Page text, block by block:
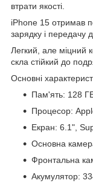
втрати якості.
iPhone 15 отримав
зарядку і передачу
Легкий, але міцний
скла стійкий до
Основні
Пам'ять: 128
Процесор:
Екран: 6.1",
Основна
Фронтальна
Акумулятор: